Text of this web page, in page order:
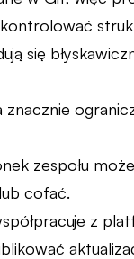
się
zespołu
cofać.
z